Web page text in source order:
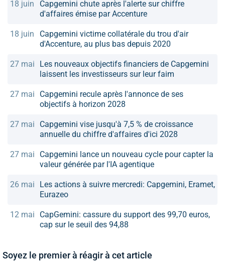
18 juin
Capgemini chute après l'alerte sur chiffre
d'affaires émise par Accenture
18 juin
Capgemini victime collatérale du trou d'air
d'Accenture, au plus bas depuis 2020
27 mai
Les nouveaux objectifs financiers de Capgemini
laissent les investisseurs sur leur faim
27 mai
Capgemini recule après l'annonce de ses
objectifs à horizon 2028
27 mai
Capgemini vise jusqu'à 7,5 % de croissance
annuelle du chiffre d'affaires d'ici 2028
27 mai
Capgemini lance un nouveau cycle pour capter la
valeur générée par l'IA agentique
26 mai
Les actions à suivre mercredi: Capgemini, Eramet,
Eurazeo
12 mai
CapGemini: cassure du support des 99,70 euros,
cap sur le seuil des 94,88
Soyez le premier à réagir à cet article